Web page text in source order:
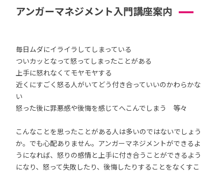
アンガーマネジメント入門講座案内
毎日ムダにイライラしてしまっている
ついカッとなって怒ってしまったことがある
上手に怒れなくてモヤモヤする
近くにすごく怒る人がいてどう付き合っていいのかわらかな
い
怒った後に罪悪感や後悔を感じてへこんでしまう 等々
こんなことを思ったことがある人は多いのではないでしょう
か。でも心配ありません。アンガーマネジメントができるよ
うになれば、怒りの感情と上手に付き合うことができるよう
になり、怒って失敗したり、後悔したりすることをなくすこ